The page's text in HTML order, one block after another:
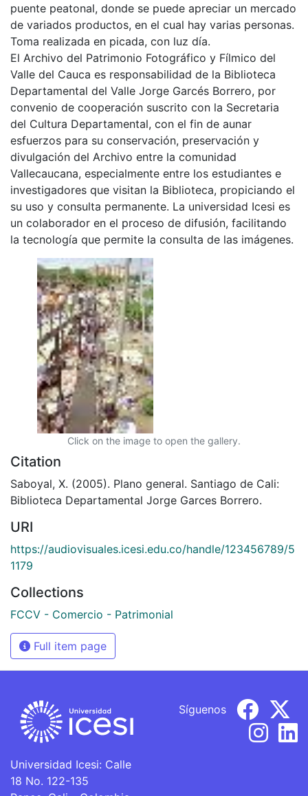
puente peatonal, donde se puede apreciar un mercado
de variados productos, en el cual hay varias personas.
Toma realizada en picada, con luz día.
El Archivo del Patrimonio Fotográfico y Fílmico del
Valle del Cauca es responsabilidad de la Biblioteca
Departamental del Valle Jorge Garcés Borrero, por
convenio de cooperación suscrito con la Secretaria
del Cultura Departamental, con el fin de aunar
esfuerzos para su conservación, preservación y
divulgación del Archivo entre la comunidad
Vallecaucana, especialmente entre los estudiantes e
investigadores que visitan la Biblioteca, propiciando el
su uso y consulta permanente. La universidad Icesi es
un colaborador en el proceso de difusión, facilitando
la tecnología que permite la consulta de las imágenes.
Click on the image to open the gallery.
Citation
Saboyal, X. (2005). Plano general. Santiago de Cali:
Biblioteca Departamental Jorge Garces Borrero.
URI
https://audiovisuales.icesi.edu.co/handle/123456789/5
1179
Collections
FCCV - Comercio - Patrimonial
Full item page
Universidad Icesi: Calle
18 No. 122-135
Síguenos